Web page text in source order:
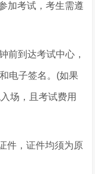
考试，考生需遵
到达考试中心，
电子签名。(如果
场，且考试费用
，证件均须为原